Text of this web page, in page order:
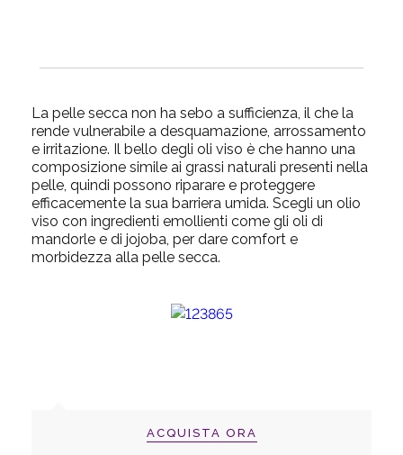
La pelle secca non ha sebo a sufficienza, il che la
rende vulnerabile a desquamazione, arrossamento
e irritazione. Il bello degli oli viso è che hanno una
composizione simile ai grassi naturali presenti nella
pelle, quindi possono riparare e proteggere
efficacemente la sua barriera umida. Scegli un olio
viso con ingredienti emollienti come gli oli di
mandorle e di jojoba, per dare comfort e
morbidezza alla pelle secca.
ACQUISTA ORA